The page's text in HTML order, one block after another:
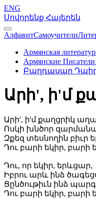
ENG
Սովորենք Հայերեն
АлфавитСамоучители
Армянская
Армянские
Բաղդասար Դպիր
Արի', ի'մ
Արի', ի'մ քաղցրիկ
Ոսկի խնծոր
Զքեզ տեսնողին բիւր
Դու բարի եկիր, բարի
Դու, որ եկիր, երևցար,
Իբրու արև ինձ
Ցընծութիւն ինձ
Դու բարի եկիր, բարի